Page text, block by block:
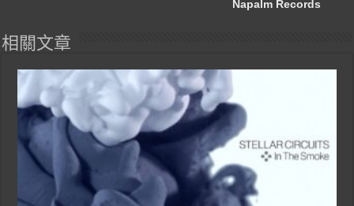
Napalm Records
相關文章